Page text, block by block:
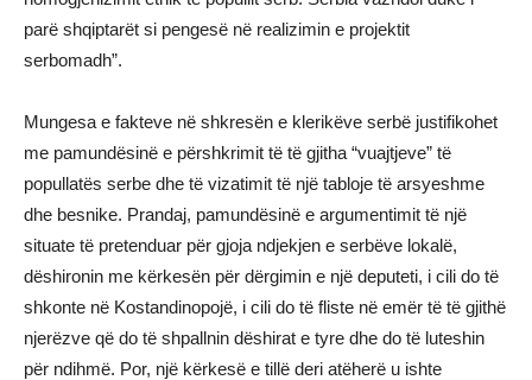
parë shqiptarët si pengesë në realizimin e projektit
serbomadh”.
Mungesa e fakteve në shkresën e klerikëve serbë justifikohet
me pamundësinë e përshkrimit të të gjitha “vuajtjeve” të
popullatës serbe dhe të vizatimit të një tabloje të arsyeshme
dhe besnike. Prandaj, pamundësinë e argumentimit të një
situate të pretenduar për gjoja ndjekjen e serbëve lokalë,
dëshironin me kërkesën për dërgimin e një deputeti, i cili do të
shkonte në Kostandinopojë, i cili do të fliste në emër të të gjithë
njerëzve që do të shpallnin dëshirat e tyre dhe do të luteshin
për ndihmë. Por, një kërkesë e tillë deri atëherë u ishte